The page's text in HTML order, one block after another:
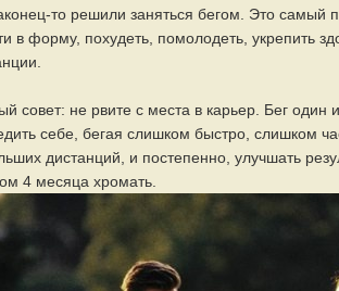
то решили заняться бегом. Это самый
в форму, похудеть, помолодеть, укрепить
совет: не рвите с места в карьер. Бег
себе, бегая слишком быстро, слишком
дистанций, и постепенно, улучшать
4 месяца хромать.